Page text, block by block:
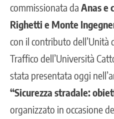
commissionata da Anas e
Righetti e Monte
con il contributo dell’Unità
Traffico dell’Università
stata presentata oggi
“Sicurezza stradale:
organizzato in occasione